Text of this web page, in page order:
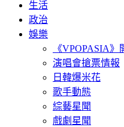
生活
政治
娛樂
《VPOPASIA》
演唱會搶票情報
日韓爆米花
歌手動態
綜藝星聞
戲劇星聞